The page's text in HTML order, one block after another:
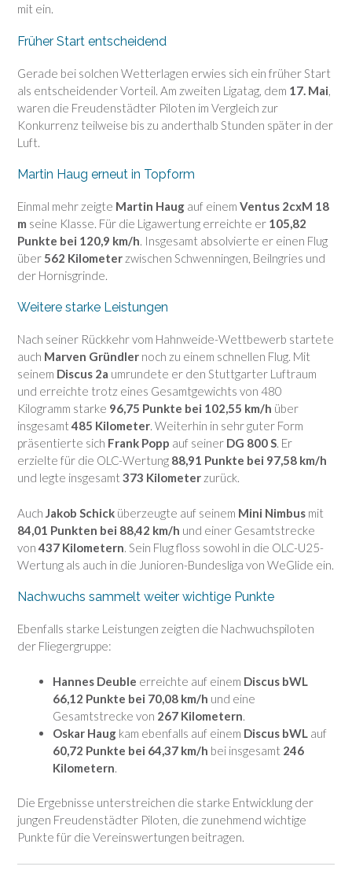
mit ein.
Früher Start entscheidend
Gerade bei solchen Wetterlagen erwies sich ein früher Start
als entscheidender Vorteil. Am zweiten Ligatag, dem 17. Mai,
waren die Freudenstädter Piloten im Vergleich zur
Konkurrenz teilweise bis zu anderthalb Stunden später in der
Luft.
Martin Haug erneut in Topform
Einmal mehr zeigte Martin Haug auf einem Ventus 2cxM 18
m seine Klasse. Für die Ligawertung erreichte er 105,82
Punkte bei 120,9 km/h. Insgesamt absolvierte er einen Flug
über 562 Kilometer zwischen Schwenningen, Beilngries und
der Hornisgrinde.
Weitere starke Leistungen
Nach seiner Rückkehr vom Hahnweide-Wettbewerb startete
auch Marven Gründler noch zu einem schnellen Flug. Mit
seinem Discus 2a umrundete er den Stuttgarter Luftraum
und erreichte trotz eines Gesamtgewichts von 480
Kilogramm starke 96,75 Punkte bei 102,55 km/h über
insgesamt485 Kilometer. Weiterhin in sehr guter Form
präsentierte sich Frank Popp auf seiner DG 800 S. Er
erzielte für die OLC-Wertung 88,91 Punkte bei 97,58 km/h
und legte insgesamt 373 Kilometer zurück.
Auch Jakob Schick überzeugte auf seinem Mini Nimbus mit
84,01 Punkten bei 88,42 km/h und einer Gesamtstrecke
von437 Kilometern. Sein Flug floss sowohl in die OLC-U25-
Wertung als auch in die Junioren-Bundesliga von WeGlide ein.
Nachwuchs sammelt weiter wichtige Punkte
Ebenfalls starke Leistungen zeigten die Nachwuchspiloten
der Fliegergruppe:
Hannes Deuble erreichte auf einem Discus bWL
66,12 Punkte bei 70,08 km/h und eine
Gesamtstrecke von 267 Kilometern
Oskar Haug kam ebenfalls auf einem Discus bWL auf
60,72 Punkte bei 64,37 km/h bei insgesamt 246
Kilometern
Die Ergebnisse unterstreichen die starke Entwicklung der
jungen Freudenstädter Piloten, die zunehmend wichtige
Punkte für die Vereinswertungen beitragen.